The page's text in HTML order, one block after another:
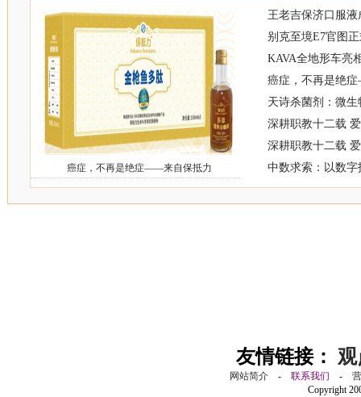
癌症，不再是绝症——来自保抵力
王老吉保济口服液
别克至境E7官图
KAVA全地形车亮
癌症，不再是绝
天诗杀菌剂：微
深耕职教十二载
深耕职教十二载
中数求索：以数
友情链接：
网站简介 - 联系我们 -
Copyright